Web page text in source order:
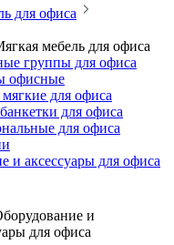
для офиса
мебель для офиса
группы для офиса
офисные
для офиса
для офиса
для офиса
и аксессуары для офиса
и
для офиса